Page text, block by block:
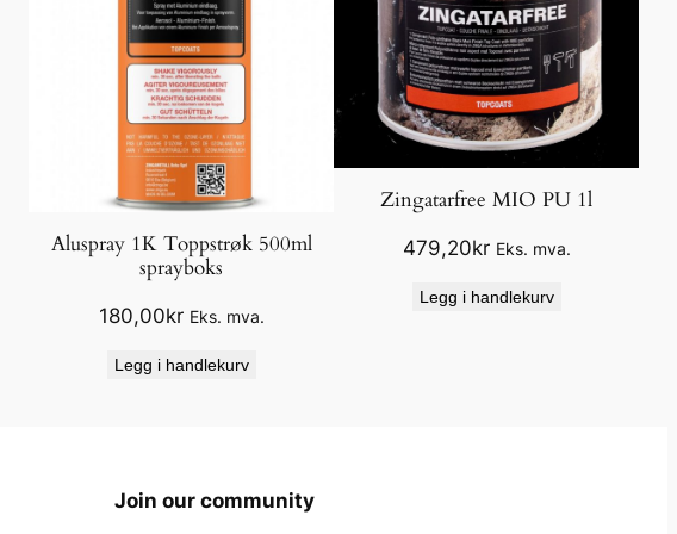
Aluspray 1K Toppstrøk 500ml
sprayboks
180,00kr Eks. mva.
Legg i handlekurv
Zingatarfree MIO PU 1l
479,20kr Eks. mva.
Legg i handlekurv
Join our community